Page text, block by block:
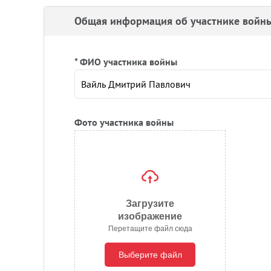
Общая информация об участнике
* ФИО участника войны
Фото участника войны
Загрузите
изображение
Перетащите файл сюда